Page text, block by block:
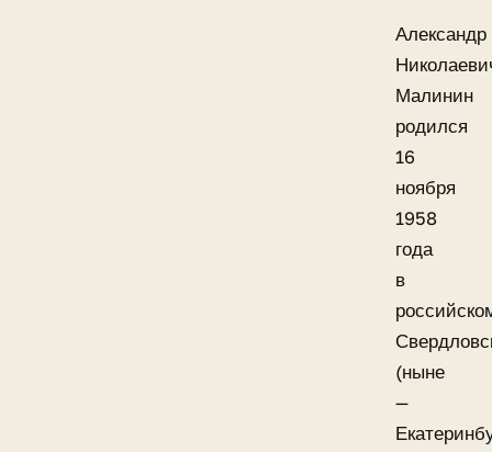
Александр
Малинин
родился
16
ноября
1958
года
в
(ныне
—